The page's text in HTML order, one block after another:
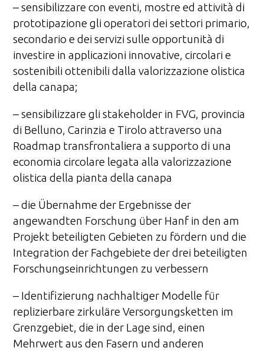
– sensibilizzare con eventi, mostre ed attività di
prototipazione gli operatori dei settori primario,
secondario e dei servizi sulle opportunità di
investire in applicazioni innovative, circolari e
sostenibili ottenibili dalla valorizzazione olistica
della canapa;
– sensibilizzare gli stakeholder in FVG, provincia
di Belluno, Carinzia e Tirolo attraverso una
Roadmap transfrontaliera a supporto di una
economia circolare legata alla valorizzazione
olistica della pianta della canapa
– die Übernahme der Ergebnisse der
angewandten Forschung über Hanf in den am
Projekt beteiligten Gebieten zu fördern und die
Integration der Fachgebiete der drei beteiligten
Forschungseinrichtungen zu verbessern
– Identifizierung nachhaltiger Modelle für
replizierbare zirkuläre Versorgungsketten im
Grenzgebiet, die in der Lage sind, einen
Mehrwert aus den Fasern und anderen